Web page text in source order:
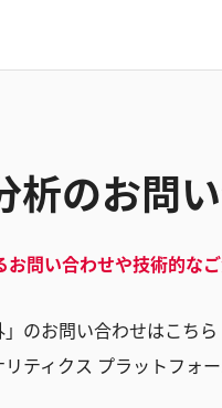
析のお問
問い合わせや技術的なご
」のお問い合わせはこちら
ティクス プラットフォ